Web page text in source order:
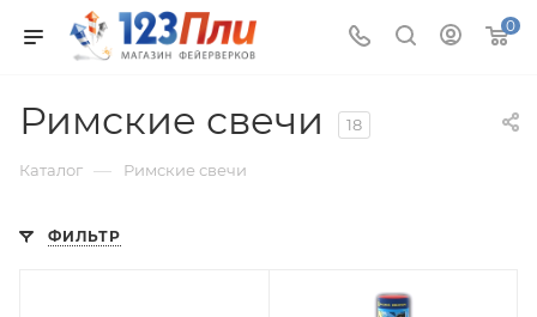
0
Римские свечи 18
Каталог — Римские свечи
ФИЛЬТР